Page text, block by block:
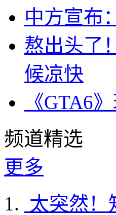
中方宣布
熬出头了
候凉快
《GTA6
频道精选
更多
太突然！